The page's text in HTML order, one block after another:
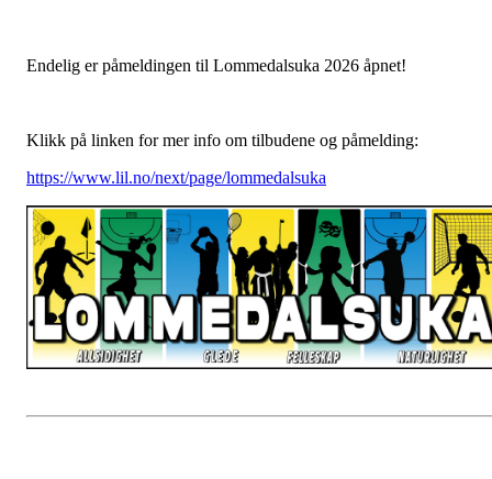
Endelig er påmeldingen til Lommedalsuka 2026 åpnet!
Klikk på linken for mer info om tilbudene og påmelding:
https://www.lil.no/next/page/lommedalsuka